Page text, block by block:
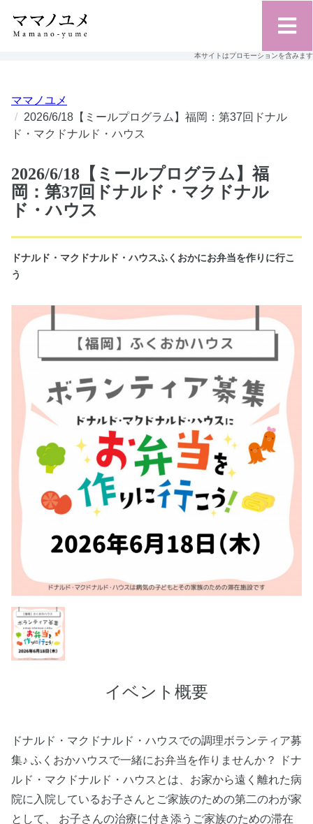
本サイトはプロモーションを含みます
ママノユメ
2026/6/18【ミールプログラム】福岡：第37回ドナル
ド・マクドナルド・ハウス
2026/6/18【ミールプログラム】福
岡：第37回ドナルド・マクドナル
ド・ハウス
ドナルド・マクドナルド・ハウスふくおかにお弁当を作りに行こ
う
イベント概要
ドナルド・マクドナルド・ハウスでの調理ボランティア募
集♪ ふくおかハウスで一緒にお弁当を作りませんか？ ドナ
ルド・マクドナルド・ハウスとは、お家から遠く離れた病
院に入院しているお子さんとご家族のための第二のわが家
として、 お子さんの治療に付き添うご家族のための滞在